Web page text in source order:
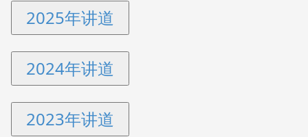
2025年讲道
2024年讲道
2023年讲道